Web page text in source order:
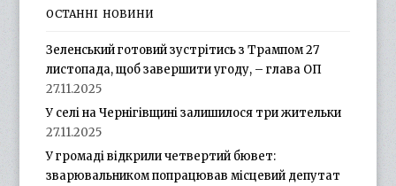
ОСТАННІ НОВИНИ
Зеленський готовий зустрітись з Трампом 27
листопада, щоб завершити угоду, – глава ОП
27.11.2025
У селі на Чернігівщині залишилося три жительки
27.11.2025
У громаді відкрили четвертий бювет:
зварювальником попрацював місцевий депутат